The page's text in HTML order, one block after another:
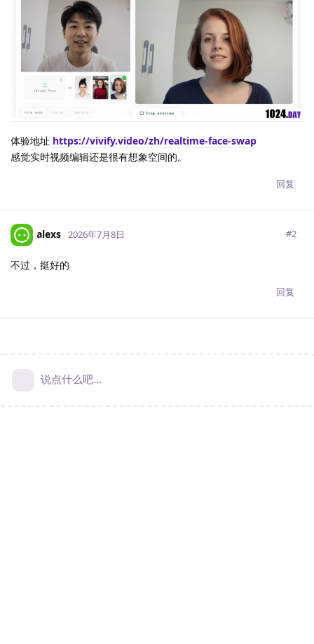
体验地址 https://vivify.video/zh/realtime-face-swap
感觉实时视频编辑还是很有想象空间的。
回复
alexs 2026年7月8日 #2
不过，挺好的
回复
说点什么吧...